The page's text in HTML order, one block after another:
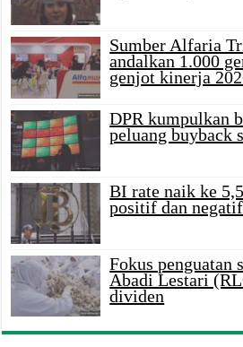
Sumber Alfaria
andalkan 1.000
genjot kinerja
DPR kumpulkan
peluang buyback
BI rate naik ke
positif dan
Fokus penguatan
Abadi Lestari
dividen